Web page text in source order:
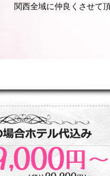
関西全域に仲良くさせて